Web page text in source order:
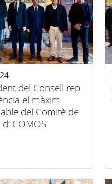
del Consell rep
el màxim
del Comitè de